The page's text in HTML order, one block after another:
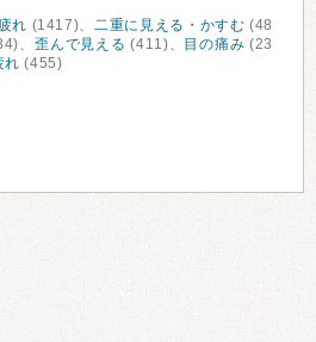
れ (1417)、 二重に見える・かすむ (48
、歪んで見える (411)、 目の痛み (23
れ (455)